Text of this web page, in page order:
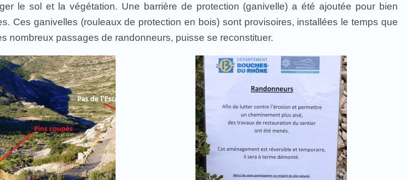
le sol et la végétation. Une barrière de protection (ganivelle) a été ajoutée pour bien
Ces ganivelles (rouleaux de protection en bois) sont provisoires, installées le temps que
nombreux passages de randonneurs, puisse se reconstituer.